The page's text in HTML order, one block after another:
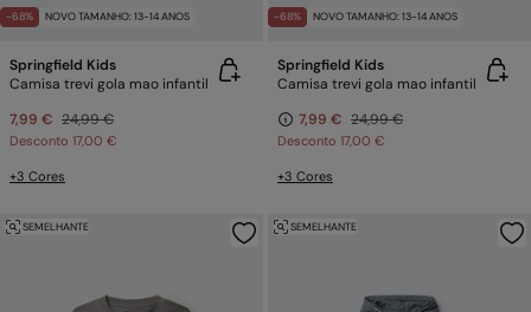
-68% NOVO TAMANHO: 13-14 ANOS
Springfield Kids
Camisa trevi gola mao infantil
7,99 € 24,99 €
Desconto 17,00 €
+3 Cores
-68% NOVO TAMANHO: 13-14 ANOS
Springfield Kids
Camisa trevi gola mao infantil
7,99 € 24,99 €
Desconto 17,00 €
+3 Cores
SEMELHANTE SEMELHANTE